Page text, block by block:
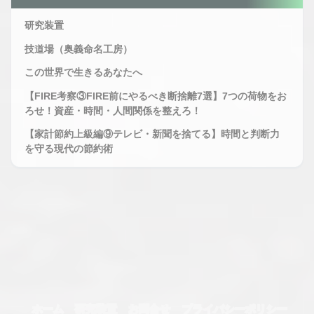
研究装置
技道場（奥義命名工房）
この世界で生きるあなたへ
【FIRE考察③FIRE前にやるべき断捨離7選】7つの荷物をお
ろせ！資産・時間・人間関係を整えろ！
【家計節約上級編⑨テレビ・新聞を捨てる】時間と判断力
を守る現代の節約術
VIEW
STATUS :
OBSERVING